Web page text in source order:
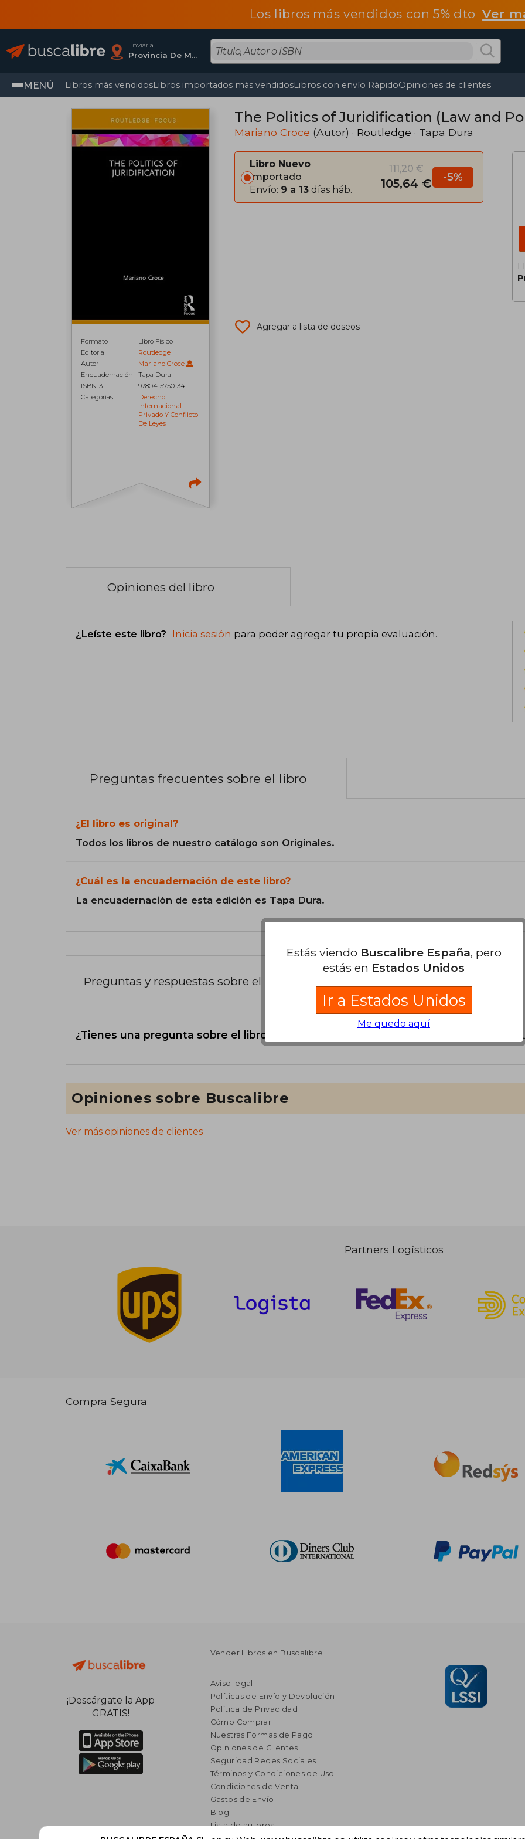
Los libros más vendidos con 5% dtoVer
Enviar a
Provincia De Madrid
MENÚ Libros más vendidosLibros importados más vendidosLibros con envío RápidoOpiniones de clientes
Formato
Libro Físico
Editorial
Routledge
Autor
Mariano Croce
Encuadernación
Tapa Dura
ISBN13
9780415750134
Categorías
Derecho
Internacional
Privado Y Conflicto
De Leyes
The Politics of Juridification (Law and
Mariano Croce (Autor) · Routledge · Tapa Dura
Libro Nuevo
Importado
Envío: 9 a 13 días háb.
111,20 €
105,64 € -5%
Agregar a lista de deseos
Opiniones del libro
¿Leíste este libro? Inicia sesión para poder agregar tu propia evaluación.
Preguntas frecuentes sobre el libro
¿El libro es original?
Todos los libros de nuestro catálogo son Originales.
¿Cuál es la encuadernación de este libro?
La encuadernación de esta edición es Tapa Dura.
Preguntas y respuestas sobre el libro
¿Tienes una pregunta sobre el libro? para poder agregar tu propia
Opiniones sobre Buscalibre
Ver más opiniones de clientes
Partners Logísticos
Compra Segura
¡Descárgate la App
GRATIS!
Vender Libros en Buscalibre
Aviso legal
Políticas de Envío y Devolución
Política de Privacidad
Cómo Comprar
Nuestras Formas de Pago
Opiniones de Clientes
Seguridad Redes Sociales
Términos y Condiciones de Uso
Condiciones de Venta
Gastos de Envío
Blog
Lista de autores
Estás viendo Buscalibre España, pero
estás en Estados Unidos
Ir a Estados Unidos
Me quedo aquí